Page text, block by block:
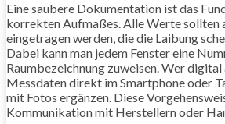
Eine saubere Dokumentation ist das
korrekten Aufmaßes. Alle Werte sollten
eingetragen werden, die die Laibung
Dabei kann man jedem Fenster eine
Raumbezeichnung zuweisen. Wer
Messdaten direkt im Smartphone oder
mit Fotos ergänzen. Diese
Kommunikation mit Herstellern oder